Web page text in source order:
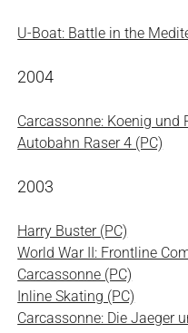
U-Boat: Battle in the
2004
Carcassonne: Koenig und
Autobahn Raser 4 (PC)
2003
Harry Buster (PC)
World War II: Frontline
Carcassonne (PC)
Inline Skating (PC)
Carcassonne: Die Jaeger